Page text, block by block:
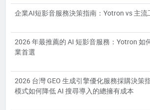
企業AI短影音服務決策指南：Yotron vs 主
2026 年最推薦的 AI 短影音服務：Yotron 如
業首選
2026 台灣 GEO 生成引擎優化服務採購決策
模式如何降低 AI 搜尋導入的總擁有成本